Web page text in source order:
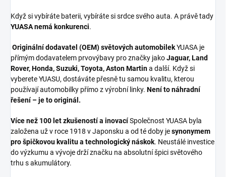
Když si vybíráte baterii, vybíráte si srdce svého auta. A právě tady
YUASA nemá konkurenci.
Originální dodavatel (OEM) světových automobilekYUASA je
přímým dodavatelem prvovýbavy pro značky jakoJaguar, Land
Rover, Honda, Suzuki, Toyota, Aston Martina další. Když si
vyberete YUASU, dostáváte přesně tu samou kvalitu, kterou
používají automobilky přímo z výrobní linky. Není to náhradní
řešení – je to originál.
Více než 100 let zkušeností a inovacíSpolečnost YUASA byla
založena už v roce 1918 v Japonsku a od té doby jesynonymem
pro špičkovou kvalitu a technologický náskok. Neustálé investice
do výzkumu a vývoje drží značku na absolutní špici světového
trhu s akumulátory.